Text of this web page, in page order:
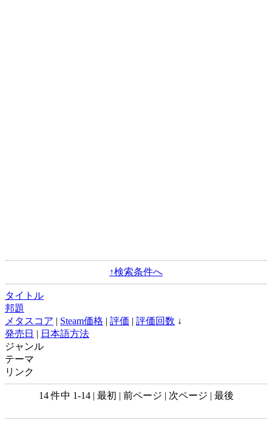
↑検索条件へ
タイトル
邦題
メタスコア | Steam価格 | 評価 | 評価回数 ↓
発売日 | 日本語方法
ジャンル
テーマ
リンク
14 件中 1-14 | 最初 | 前ページ | 次ページ | 最後